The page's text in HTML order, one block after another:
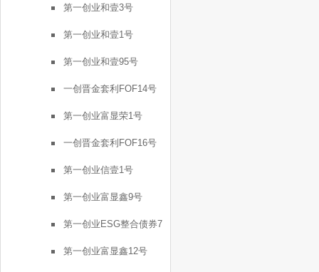
第一创业和壹3号
第一创业和壹1号
第一创业和壹95号
一创晋金套利FOF14号
第一创业富显荣1号
一创晋金套利FOF16号
第一创业信壹1号
第一创业富显鑫9号
第一创业ESG整合债券7
号
第一创业富显鑫12号